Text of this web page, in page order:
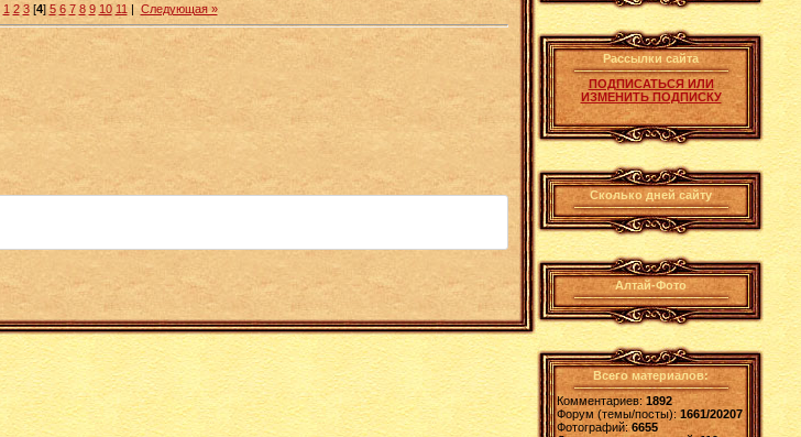
1 2 3[4] 5 6 7 8 9 10 11 | Следующая »
Рассылки сайта
ПОДПИСАТЬСЯ ИЛИ
ИЗМЕНИТЬ ПОДПИСКУ
Сколько дней сайту
Алтай-Фото
Всего материалов:
Комментариев: 1892
Форум (темы/посты):1661/20207
Фотографий:6655